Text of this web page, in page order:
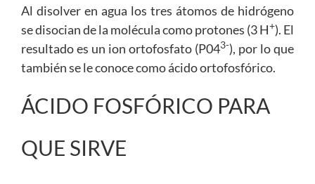
Al disolver en agua los tres átomos de hidrógeno
se disocian de la molécula como protones (3 H+). El
resultado es un ion ortofosfato (P043-), por lo que
también se le conoce como ácido ortofosfórico.
ÁCIDO FOSFÓRICO PARA
QUE SIRVE